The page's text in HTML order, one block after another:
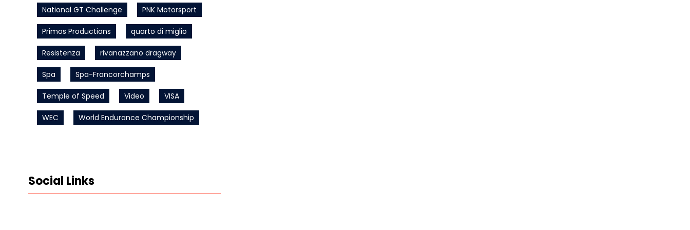
National GT Challenge PNK Motorsport
Primos Productions quarto di miglio
Resistenza rivanazzano dragway
Spa Spa-Francorchamps
Temple of Speed Video VISA
WEC World Endurance Championship
Social Links